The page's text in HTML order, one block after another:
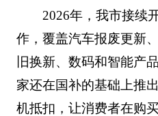
2026年，我市接续
作，覆盖汽车报废更新
旧换新、数码和智能产
家还在国补的基础上推
机抵扣，让消费者在购